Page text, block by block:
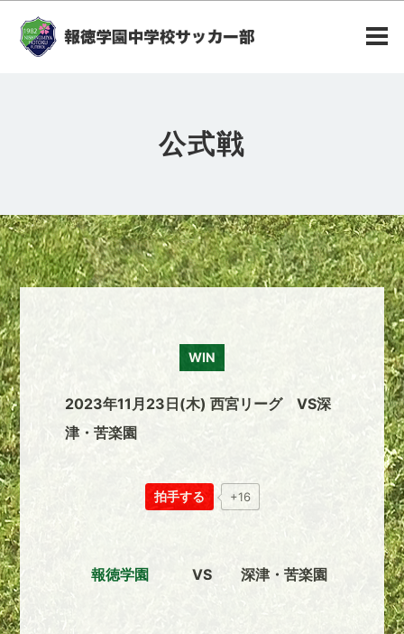
公式戦
WIN
2023年11月23日(木) 西宮リーグ VS深
津・苦楽園
拍手する +16
報徳学園 VS 深津・苦楽園